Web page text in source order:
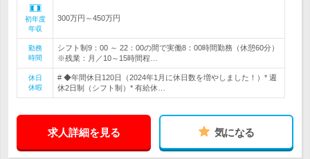
初年度
年収
300万円～450万円
勤務
時間
シフト制9：00 ～ 22：00の間で実働8：00時間勤務（休憩60分）
※残業：月／10～15時間程…
休日
休暇
# ◆年間休日120日（2024年1月に休日数を増やしました！）* 週
休2日制（シフト制）* 有給休…
求人詳細を見る 気になる